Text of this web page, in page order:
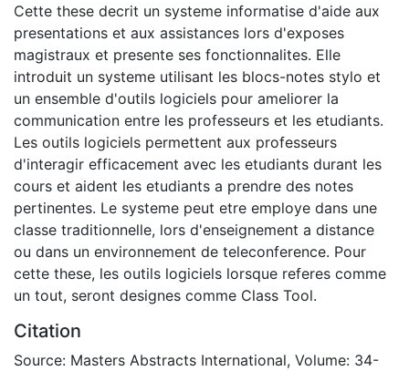
Cette these decrit un systeme informatise d'aide aux
presentations et aux assistances lors d'exposes
magistraux et presente ses fonctionnalites. Elle
introduit un systeme utilisant les blocs-notes stylo et
un ensemble d'outils logiciels pour ameliorer la
communication entre les professeurs et les etudiants.
Les outils logiciels permettent aux professeurs
d'interagir efficacement avec les etudiants durant les
cours et aident les etudiants a prendre des notes
pertinentes. Le systeme peut etre employe dans une
classe traditionnelle, lors d'enseignement a distance
ou dans un environnement de teleconference. Pour
cette these, les outils logiciels lorsque referes comme
un tout, seront designes comme Class Tool.
Citation
Source: Masters Abstracts International, Volume: 34-